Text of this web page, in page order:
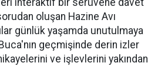
oluşan Hazine Avı
günlük yaşamda unutulmaya
geçmişinde derin izler
ve işlevlerini yakından